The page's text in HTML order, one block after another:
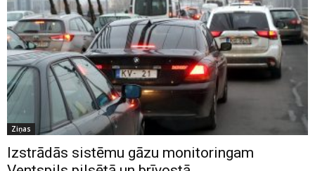
Ziņas
Izstrādās sistēmu gāzu monitoringam